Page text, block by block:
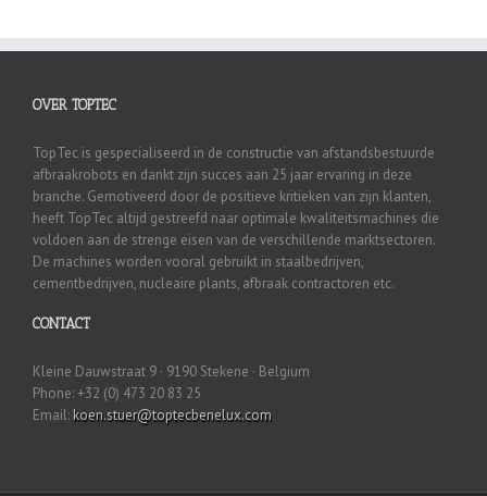
OVER TOPTEC
TopTec is gespecialiseerd in de constructie van afstandsbestuurde
afbraakrobots en dankt zijn succes aan 25 jaar ervaring in deze
branche. Gemotiveerd door de positieve kritieken van zijn klanten,
heeft TopTec altijd gestreefd naar optimale kwaliteitsmachines die
voldoen aan de strenge eisen van de verschillende marktsectoren.
De machines worden vooral gebruikt in staalbedrijven,
cementbedrijven, nucleaire plants, afbraak contractoren etc.
CONTACT
Kleine Dauwstraat 9 · 9190 Stekene · Belgium
Phone: +32 (0) 473 20 83 25
Email: koen.stuer@toptecbenelux.com